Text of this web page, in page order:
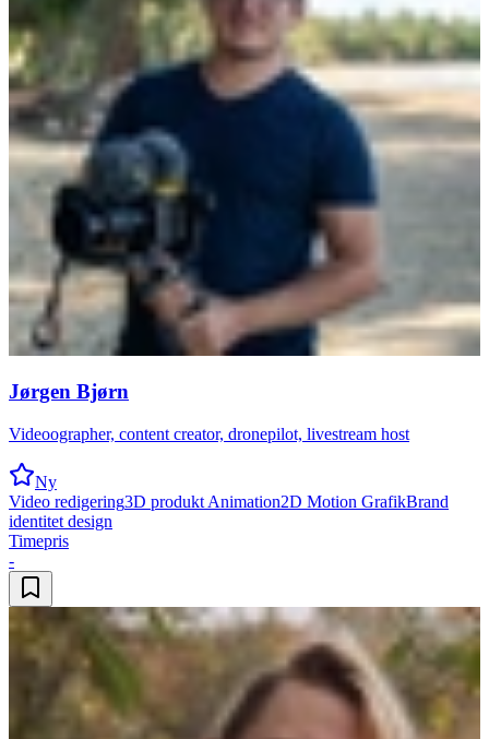
Jørgen Bjørn
Videoographer, content creator, dronepilot, livestream host
Ny
Video redigering3D produkt Animation2D Motion GrafikBrand
identitet design
Timepris
-